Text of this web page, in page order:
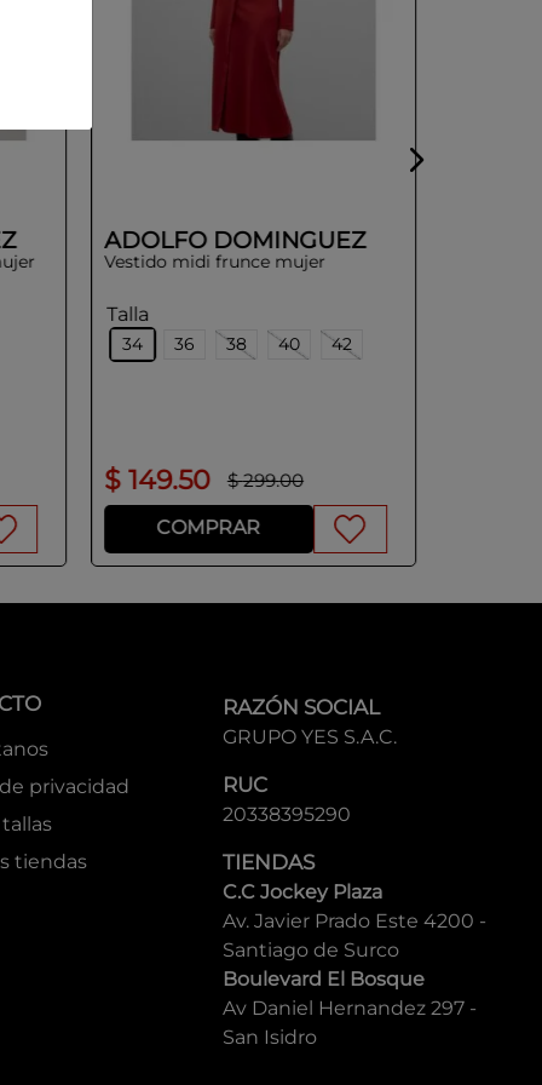
ADOLFO DOMINGUEZ
Vestido midi frunce mujer
Talla
34 36 38 40 42
$ 149.50 $ 299.00
COMPRAR
privacidad
tiendas
RAZÓN SOCIAL
GRUPO YES S.A.C.
RUC
20338395290
TIENDAS
C.C Jockey Plaza
Av. Javier Prado Este 4200 -
Santiago de Surco
Boulevard El Bosque
Av Daniel Hernandez 297 -
San Isidro